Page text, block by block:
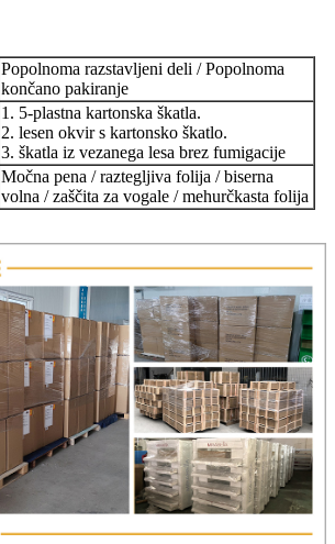
Popolnoma razstavljeni deli / Popolnoma
končano pakiranje
1. 5-plastna kartonska škatla.
2. lesen okvir s kartonsko škatlo.
3. škatla iz vezanega lesa brez fumigacije
Močna pena / raztegljiva folija / biserna
volna / zaščita za vogale / mehurčkasta folija